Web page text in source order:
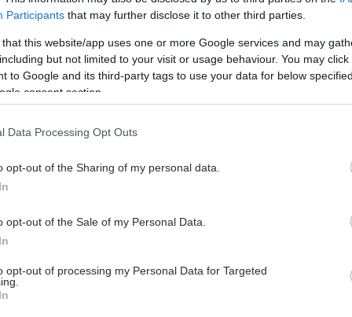
Participants that may further disclose it to other third parties.
that this website/app uses one or more Google services and may
but not limited to your visit or usage behaviour. You may
to Google and its third-party tags to use your data for below
consent section.
Data Processing Opt Outs
opt-out of the Sharing of my personal data.
opt-out of the Sale of my Personal Data.
opt-out of processing my Personal Data for Targeted
αντισώματα (mAbs)
, μια κατηγορία φαρμάκων
τη θεραπεία στο σοβαρό άσθμα,
μεσολαβητές του τύπου 2 (Th2) και αλλεργικούς
καταρράκτες, βρίσκονται επί του παρόντος υπό
για την αποτελεσματικότητά τους στη ΧΑΠ.
κλινικές δοκιμέςέδειξαν ευεργετικά αποτελέσματα
στοιχεία για μια εξατομικευμένη προσέγγιση στη
ΧΑΠ.
δεκαετίες, έχουν γίνει σημαντικές πρόοδοι στη
θεραπεία της, κυρίως με βρογχοδιασταλτικά
και εισπνεόμενα κορτικοστεροειδή, που
βελτιωμένα συμπτώματα, μειωμένα ποσοστά